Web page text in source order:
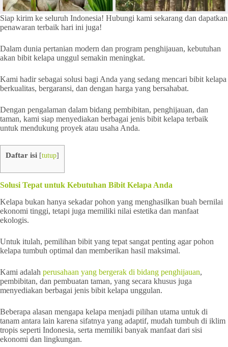
Siap kirim ke seluruh Indonesia! Hubungi kami sekarang dan dapatkan
penawaran terbaik hari ini juga!
Dalam dunia pertanian modern dan program penghijauan, kebutuhan
akan bibit kelapa unggul semakin meningkat.
Kami hadir sebagai solusi bagi Anda yang sedang mencari bibit kelapa
berkualitas, bergaransi, dan dengan harga yang bersahabat.
Dengan pengalaman dalam bidang pembibitan, penghijauan, dan
taman, kami siap menyediakan berbagai jenis bibit kelapa terbaik
untuk mendukung proyek atau usaha Anda.
Daftar isi [tutup]
Solusi Tepat untuk Kebutuhan Bibit Kelapa Anda
Kelapa bukan hanya sekadar pohon yang menghasilkan buah bernilai
ekonomi tinggi, tetapi juga memiliki nilai estetika dan manfaat
ekologis.
Untuk itulah, pemilihan bibit yang tepat sangat penting agar pohon
kelapa tumbuh optimal dan memberikan hasil maksimal.
Kami adalah perusahaan yang bergerak di bidang penghijauan,
pembibitan, dan pembuatan taman, yang secara khusus juga
menyediakan berbagai jenis bibit kelapa unggulan.
Beberapa alasan mengapa kelapa menjadi pilihan utama untuk di
tanam antara lain karena sifatnya yang adaptif, mudah tumbuh di iklim
tropis seperti Indonesia, serta memiliki banyak manfaat dari sisi
ekonomi dan lingkungan.